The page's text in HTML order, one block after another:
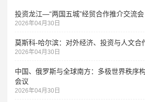
投资龙江—“两国五城”经贸合作推介交流会
2026年04月30日
莫斯科-哈尔滨：对外经济、投资与人文合
2026年04月30日
中国、俄罗斯与全球南方：多极世界秩序
会议
2026年04月30日